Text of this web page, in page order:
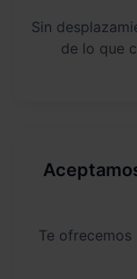
Sin
de lo que
Te ofrecemos